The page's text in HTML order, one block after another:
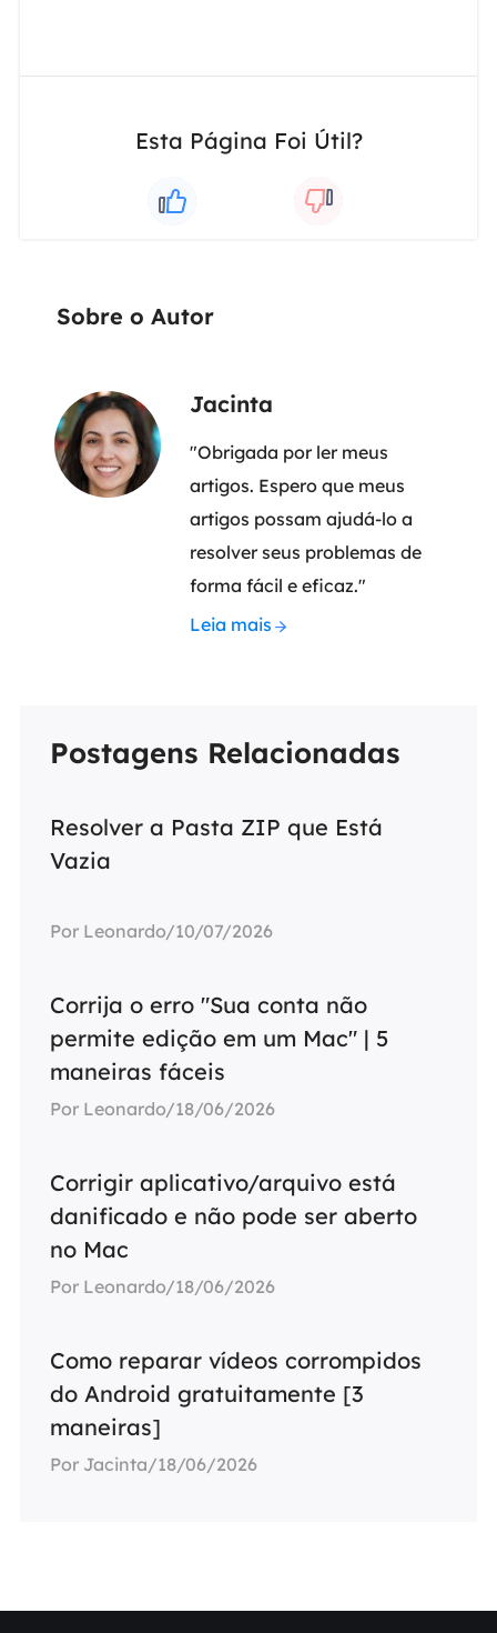
Esta Página Foi Útil?
Sobre o Autor
Jacinta
"Obrigada por ler meus
artigos. Espero que meus
artigos possam ajudá-lo a
resolver seus problemas de
forma fácil e eficaz."
Leia mais
Postagens Relacionadas
Resolver a Pasta ZIP que Está
Vazia
Por Leonardo/10/07/2026
Corrija o erro "Sua conta não
permite edição em um Mac" | 5
maneiras fáceis
Por Leonardo/18/06/2026
Corrigir aplicativo/arquivo está
danificado e não pode ser aberto
no Mac
Por Leonardo/18/06/2026
Como reparar vídeos corrompidos
do Android gratuitamente [3
maneiras]
Por Jacinta/18/06/2026